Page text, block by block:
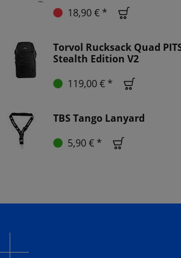
18,90 € *
Torvol Rucksack Quad
Stealth Edition V2
119,00 € *
TBS Tango Lanyard
5,90 € *